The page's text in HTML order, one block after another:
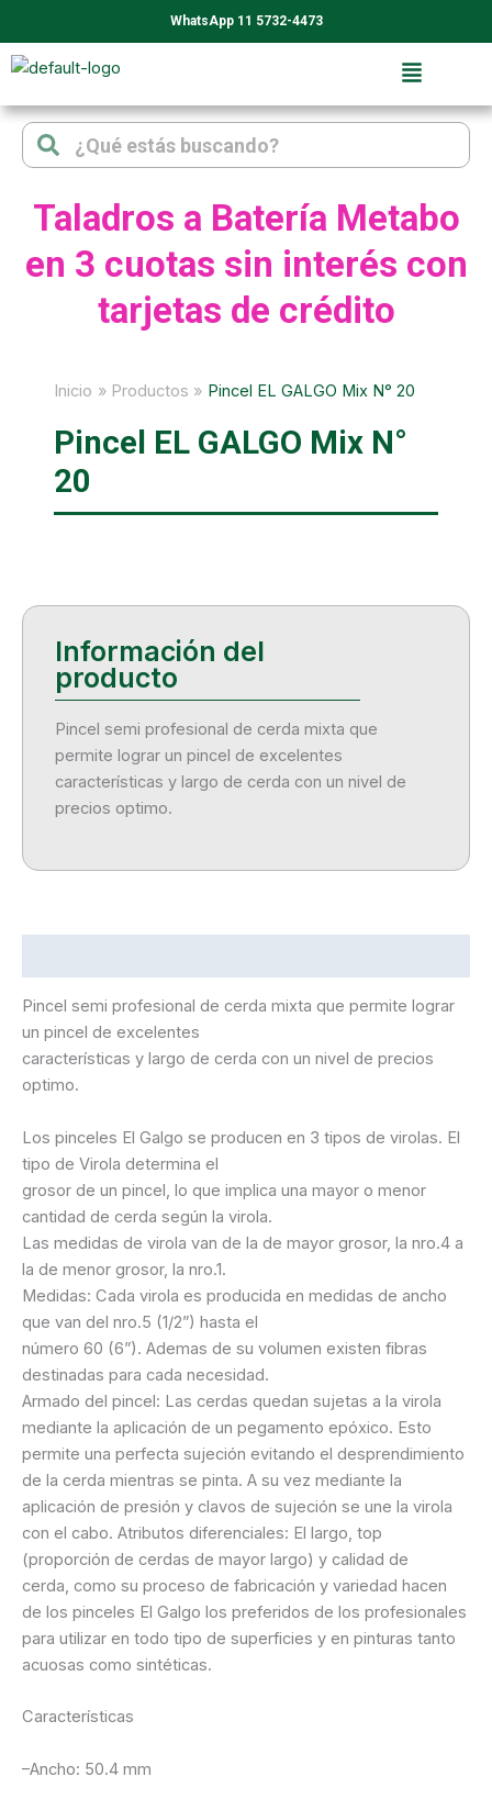
al
contenido
WhatsApp 11 5732-4473
Search Search
Taladros a Batería Metabo
en 3 cuotas sin interés con
tarjetas de crédito
Inicio Productos Pincel EL GALGO Mix N° 20
Pincel EL GALGO Mix N°
20
Pincel semi profesional de cerda mixta que
permite lograr un pincel de excelentes
características y largo de cerda con un nivel de
precios optimo.
Pincel semi profesional de cerda mixta que permite lograr
un pincel de excelentes
características y largo de cerda con un nivel de precios
optimo.
Los pinceles El Galgo se producen en 3 tipos de virolas. El
tipo de Virola determina el
grosor de un pincel, lo que implica una mayor o menor
cantidad de cerda según la virola.
Las medidas de virola van de la de mayor grosor, la nro.4 a
la de menor grosor, la nro.1.
Medidas: Cada virola es producida en medidas de ancho
que van del nro.5 (1/2”) hasta el
número 60 (6”). Ademas de su volumen existen fibras
destinadas para cada necesidad.
Armado del pincel: Las cerdas quedan sujetas a la virola
mediante la aplicación de un pegamento epóxico. Esto
permite una perfecta sujeción evitando el desprendimiento
de la cerda mientras se pinta. A su vez mediante la
aplicación de presión y clavos de sujeción se une la virola
con el cabo. Atributos diferenciales: El largo, top
(proporción de cerdas de mayor largo) y calidad de
cerda, como su proceso de fabricación y variedad hacen
de los pinceles El Galgo los preferidos de los profesionales
para utilizar en todo tipo de superficies y en pinturas tanto
acuosas como sintéticas.
Características
–Ancho: 50.4 mm